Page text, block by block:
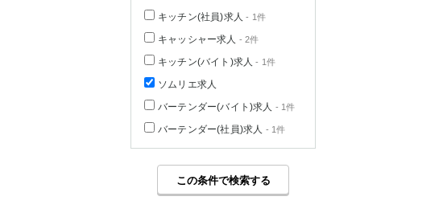
キッチン(社員)求人 - 1件
キャッシャー求人 - 2件
キッチン(バイト)求人 - 1件
ソムリエ求人
バーテンダー(バイト)求人 - 1件
バーテンダー(社員)求人 - 1件
この条件で検索する